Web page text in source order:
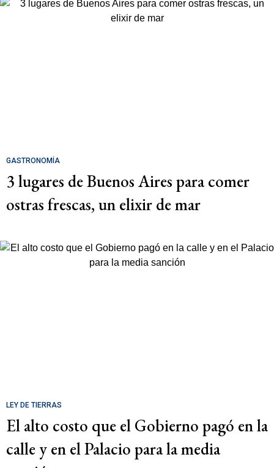
GASTRONOMÍA
3 lugares de Buenos Aires para comer
ostras frescas, un elixir de mar
LEY DE TIERRAS
El alto costo que el Gobierno pagó en la
calle y en el Palacio para la media